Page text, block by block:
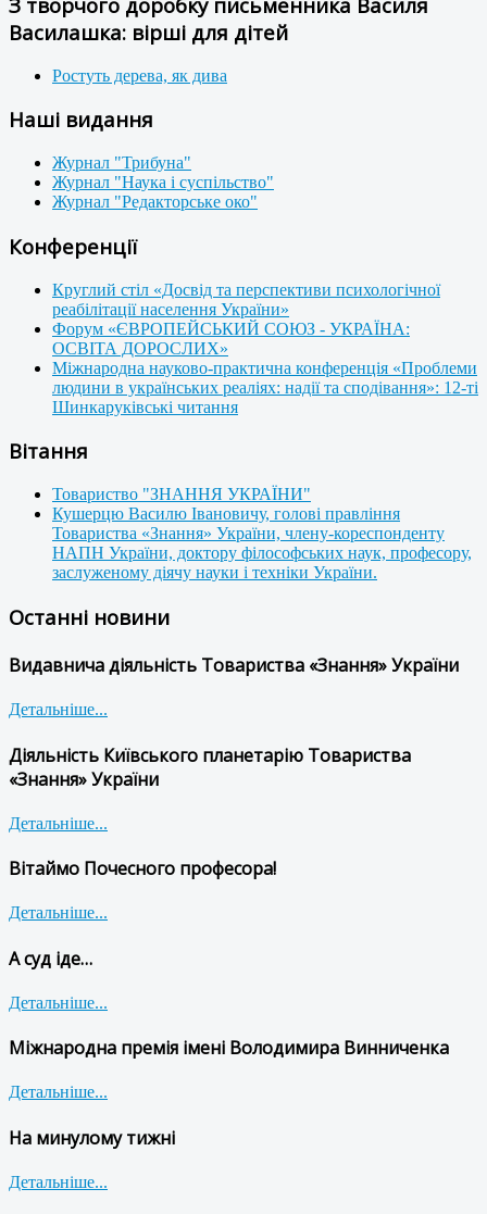
Василашка: вірші для дітей
Ростуть дерева, як дива
Наші видання
Журнал "Трибуна"
Журнал "Наука і суспільство"
Журнал "Редакторське око"
Конференції
Круглий стіл «Досвід та перспективи психологічної
реабілітації населення України»
Форум «ЄВРОПЕЙСЬКИЙ СОЮЗ - УКРАЇНА:
ОСВІТА ДОРОСЛИХ»
Міжнародна науково-практична конференція «Проблеми
людини в українських реаліях: надії та сподівання»: 12-ті
Шинкаруківські читання
Вітання
Товариство "ЗНАННЯ УКРАЇНИ"
Кушерцю Василю Івановичу, голові правління
Товариства «Знання» України, члену-кореспонденту
НАПН України, доктору філософських наук, професору,
заслуженому діячу науки і техніки України.
Останні новини
Видавнича діяльність Товариства «Знання» України
Детальніше...
Діяльність Київського планетарію Товариства
«Знання» України
Детальніше...
Вітаймо Почесного професора!
Детальніше...
А суд іде…
Детальніше...
Міжнародна премія імені Володимира Винниченка
Детальніше...
На минулому тижні
Детальніше...